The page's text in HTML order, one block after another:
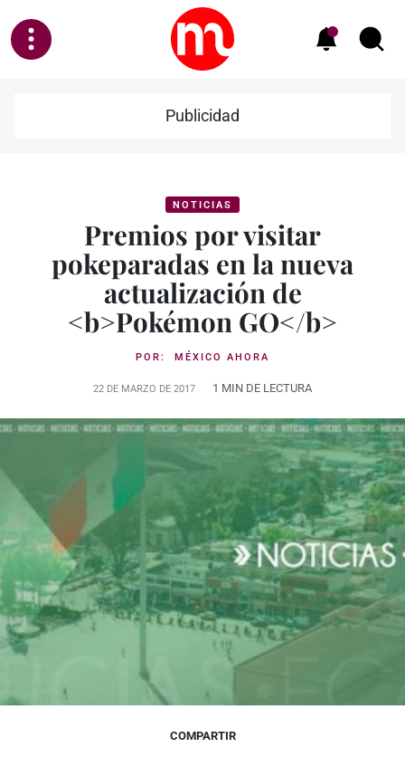
Publicidad
NOTICIAS
Premios por visitar
pokeparadas en la nueva
actualización de
<b>Pokémon GO</b>
POR: MÉXICO AHORA
22 DE MARZO DE 2017 1 MIN DE LECTURA
COMPARTIR